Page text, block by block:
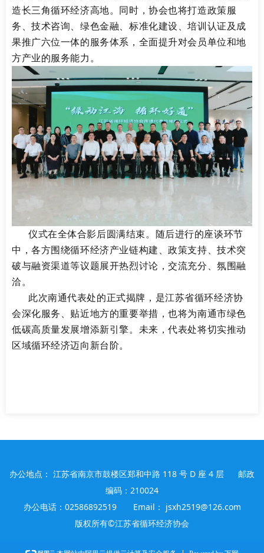
造长三角循环经济高地。 同时，协会也将打造政策服
务、技术咨询、绿色金融、标准化建设、培训认证及成
果推广六位一体的服务体系，全面提升对会员单位和地
方产业的服务能力。
仪式在全体合影后圆满结束。随后进行的座谈环节
中，各方围绕循环经济产业链构建、政策支持、技术突
破与融资渠道等议题展开热烈讨论，交流充分、氛围融
洽。
此次南通代表处的正式揭牌，是江苏省循环经济协
会深化服务、贴近地方的重要举措，也将为南通市绿色
低碳高质量发展增添新引擎。未来，代表处将切实推动
区域循环经济迈向新台阶。
办公地点： 江苏省南京市鼓楼区郑和中路 118 号 D 座 4 层 邮政
编码：210024
办公电话：02586892519 Email： jsxh2519@126.com
版权所有©江苏省循环经济协会